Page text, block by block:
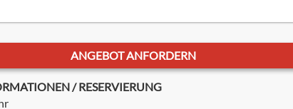
ANGEBOT ANFORDERN
/ RESERVIERUNG